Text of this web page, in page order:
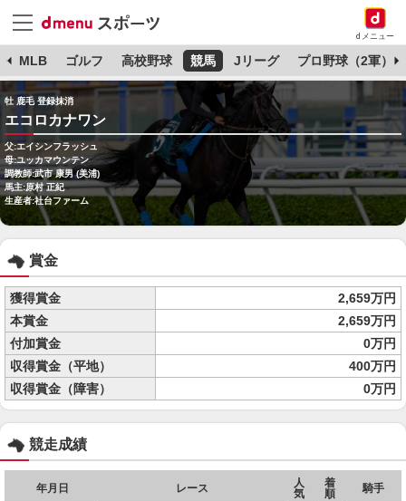
dメニュー
MLB ゴルフ 高校野球 競馬 Jリーグ プロ野球（2軍）
牡 鹿毛 登録抹消
エコロカナワン
父:エイシンフラッシュ
母:ユッカマウンテン
調教師:武市 康男 (美浦)
馬主:原村 正紀
生産者:社台ファーム
賞金
獲得賞金
2,659万円
本賞金
2,659万円
付加賞金
0万円
収得賞金（平地）
400万円
収得賞金（障害）
0万円
競走成績
年月日 レース
人
気
着
順
騎手